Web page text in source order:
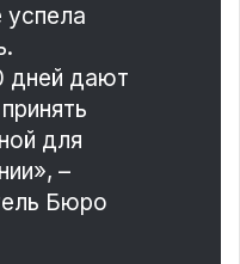
успела
дней дают
для
–
Бюро